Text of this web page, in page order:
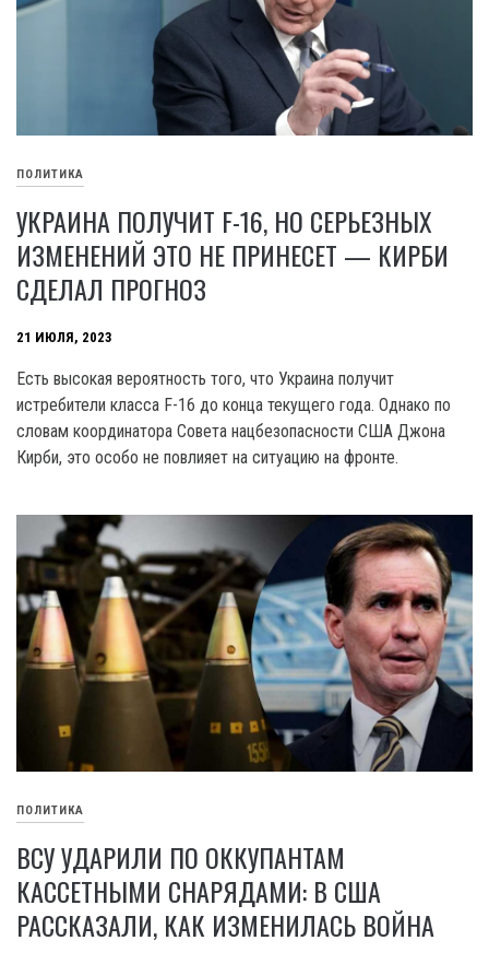
ПОЛИТИКА
УКРАИНА ПОЛУЧИТ F-16, НО СЕРЬЕЗНЫХ
ИЗМЕНЕНИЙ ЭТО НЕ ПРИНЕСЕТ — КИРБИ
СДЕЛАЛ ПРОГНОЗ
21 ИЮЛЯ, 2023
Есть высокая вероятность того, что Украина получит
истребители класса F-16 до конца текущего года. Однако по
словам координатора Совета нацбезопасности США Джона
Кирби, это особо не повлияет на ситуацию на фронте.
ПОЛИТИКА
ВСУ УДАРИЛИ ПО ОККУПАНТАМ
КАССЕТНЫМИ СНАРЯДАМИ: В США
РАССКАЗАЛИ, КАК ИЗМЕНИЛАСЬ ВОЙНА